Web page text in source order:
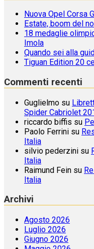
Nuova Opel Corsa
Estate, boom del
18 medaglie
Imola
Quando sei alla
Tiguan Edition 20
Commenti recenti
Guglielmo su
Spider Cabriolet
riccardo biffis su
Paolo Ferrini su
Italia
silvio pederzini su
Italia
Raimund Fein su
Italia
Archivi
Agosto 2026
Luglio 2026
Giugno 2026